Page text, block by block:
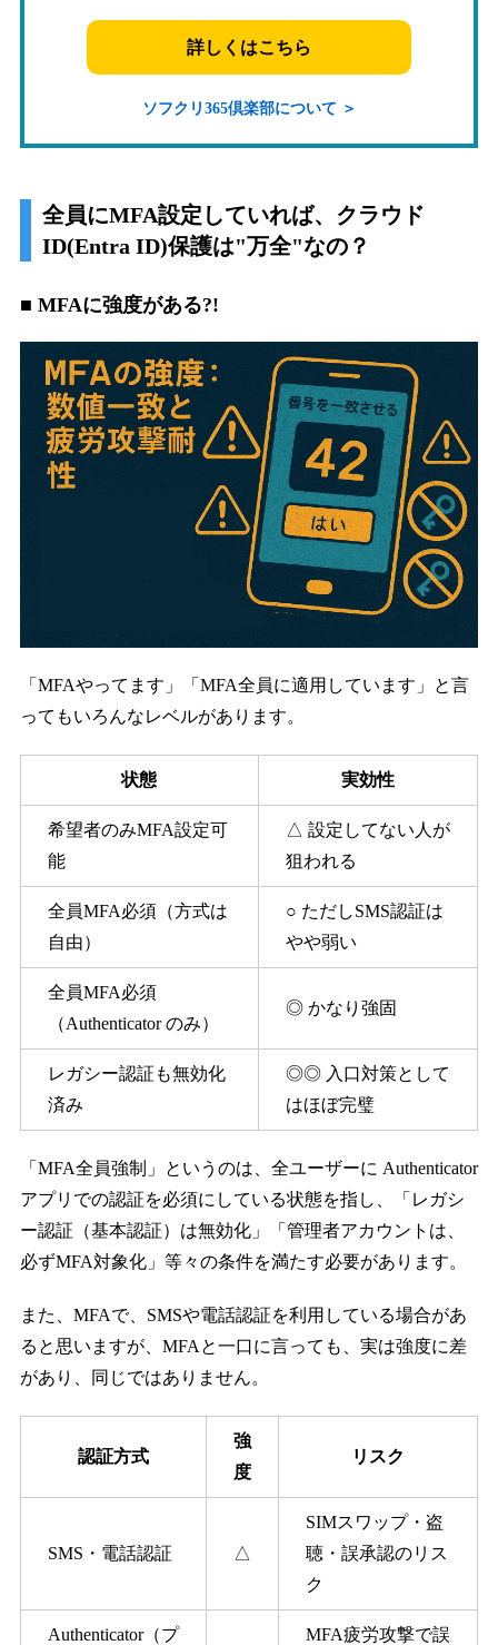
詳しくはこちら
ソフクリ365倶楽部について ＞
全員にMFA設定していれば、クラウド
ID(Entra ID)保護は"万全"なの？
■ MFAに強度がある?!
「MFAやってます」「MFA全員に適用しています」と言
ってもいろんなレベルがあります。
状態 実効性
希望者のみMFA設定可
能
△ 設定してない人が
狙われる
全員MFA必須（方式は
自由）
○ ただしSMS認証は
やや弱い
全員MFA必須
（Authenticator のみ）
◎ かなり強固
レガシー認証も無効化
済み
◎◎ 入口対策として
はほぼ完璧
「MFA全員強制」というのは、全ユーザーに Authenticator
アプリでの認証を必須にしている状態を指し、「レガシ
ー認証（基本認証）は無効化」「管理者アカウントは、
必ずMFA対象化」等々の条件を満たす必要があります。
また、MFAで、SMSや電話認証を利用している場合があ
ると思いますが、MFAと一口に言っても、実は強度に差
があり、同じではありません。
認証方式
強
度
リスク
SMS・電話認証 △
SIMスワップ・盗
聴・誤承認のリス
ク
Authenticator（プ MFA疲労攻撃で誤